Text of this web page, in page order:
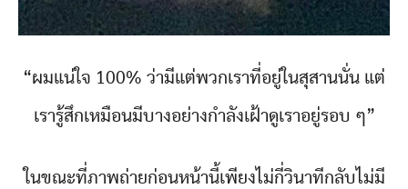
“ผมแน่ใจ 100% ว่ามีแต่พวกเราที่อยู่ในสุสานนั่น แต่
เรารู้สึกเหมือนมีบางอย่างกำลังเฝ้าดูเราอยู่รอบ ๆ”
ในขณะที่ภาพถ่ายก่อนหน้านี้เพียงไม่กี่วินาทีกลับไม่มี